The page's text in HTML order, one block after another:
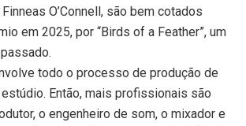
O’Connell, são bem cotados
em 2025, por “Birds of a Feather”, um
todo o processo de produção de
Então, mais profissionais são
o engenheiro de som, o mixador e